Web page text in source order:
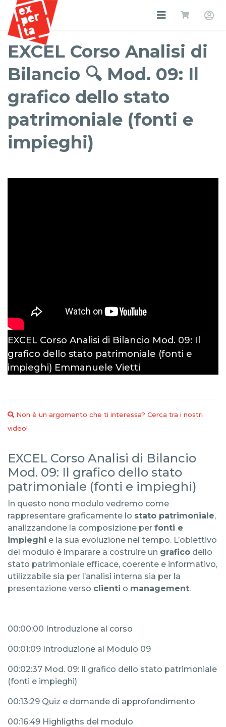
EXCEL Corso Analisi di
Bilancio 🔍 Mod. 09: Il
grafico dello stato
patrimoniale (fonti e
impieghi)
EXCEL Corso Analisi di Bilancio Mod. 09: Il
grafico dello stato patrimoniale (fonti e
impieghi) Emmanuele Vietti
Non è un argomento che ti interessa? Cerca tra i nostri
video!
EXCEL Corso Analisi di Bilancio
Mod. 09: Il grafico dello stato
patrimoniale (fonti e impieghi)
In questo nono modulo vedremo come
rappresentare graficamente lo stato patrimoniale,
analizzandone la composizione per fonti e
impieghi e la sua evoluzione nel tempo. L’obiettivo
del modulo è imparare a costruire un grafico dello
stato patrimoniale efficace, coerente e informativo,
utilizzabile sia per l’analisi interna sia per la
presentazione verso clienti o management.
00:00:00 Introduzione al corso
00:01:09 Introduzione al Modulo 09
00:02:37 Mod. 09: Il grafico dello stato patrimoniale
(fonti e impieghi)
00:13:29 Quiz e domande di approfondimento
00:16:49 Highligths del modulo